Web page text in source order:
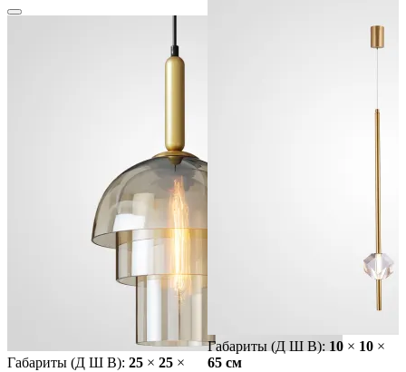
Габариты (Д Ш В): 25 × 25 ×
Габариты (Д Ш В): 10 × 10 ×
65 cм